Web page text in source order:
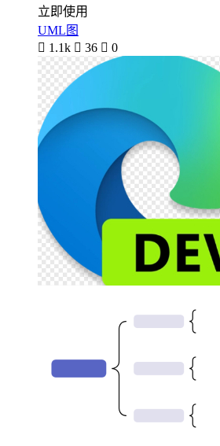
立即使用
UML图
 1.1k  36  0